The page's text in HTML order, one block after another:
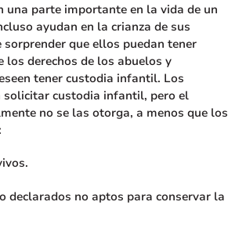
una parte importante en la vida de un
ayudan en la crianza de sus
sorprender que ellos puedan tener
los derechos de los abuelos y
tener custodia infantil. Los
solicitar custodia infantil, pero el
no se las otorga, a menos que los
declarados no aptos para conservar la